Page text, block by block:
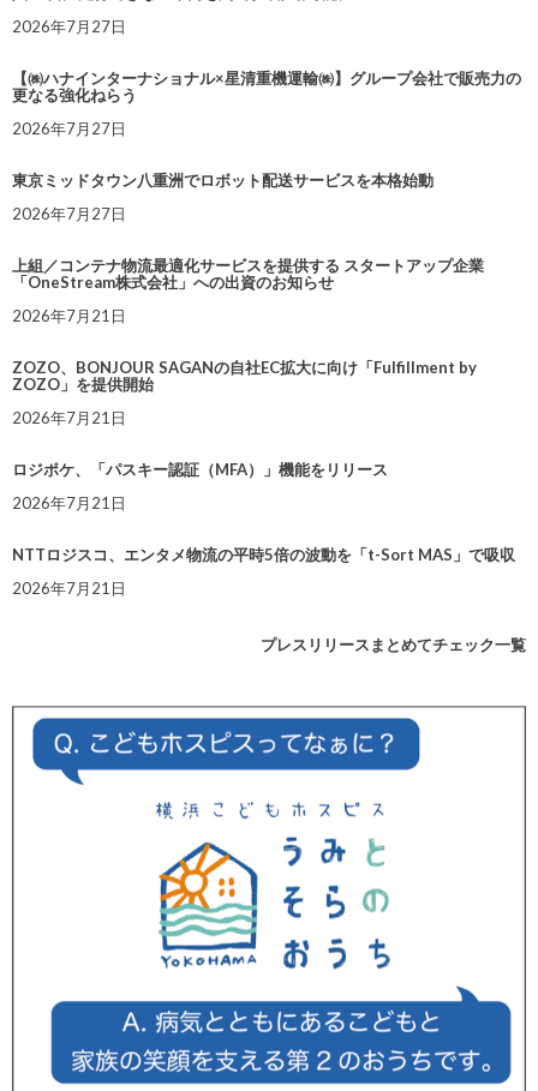
2026年7月27日
【㈱ハナインターナショナル×星清重機運輸㈱】グループ会社で販売力の
更なる強化ねらう
2026年7月27日
東京ミッドタウン八重洲でロボット配送サービスを本格始動
2026年7月27日
上組／コンテナ物流最適化サービスを提供する スタートアップ企業
「OneStream株式会社」への出資のお知らせ
2026年7月21日
ZOZO、BONJOUR SAGANの自社EC拡大に向け「Fulfillment by
ZOZO」を提供開始
2026年7月21日
ロジポケ、「パスキー認証（MFA）」機能をリリース
2026年7月21日
NTTロジスコ、エンタメ物流の平時5倍の波動を「t-Sort MAS」で吸収
2026年7月21日
プレスリリースまとめてチェック一覧